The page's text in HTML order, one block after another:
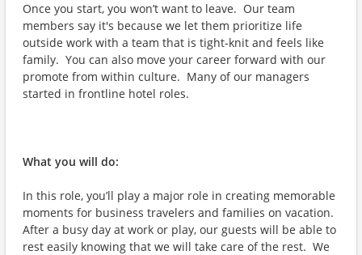
Once you start, you won’t want to leave. Our team
members say it's because we let them prioritize life
outside work with a team that is tight-knit and feels like
family. You can also move your career forward with our
promote from within culture. Many of our managers
started in frontline hotel roles.
What you will do:
In this role, you’ll play a major role in creating memorable
moments for business travelers and families on vacation.
After a busy day at work or play, our guests will be able to
rest easily knowing that we will take care of the rest. We